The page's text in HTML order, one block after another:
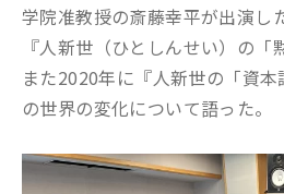
学院准教授の斎藤幸平が出演し
『人新世（ひとしんせい）の「
また2020年に『人新世の「資
の世界の変化について語った。